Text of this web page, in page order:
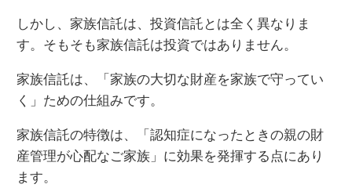
しかし、家族信託は、投資信託とは全く異なりま
す。そもそも家族信託は投資ではありません。
家族信託は、「家族の大切な財産を家族で守ってい
く」ための仕組みです。
家族信託の特徴は、「認知症になったときの親の財
産管理が心配なご家族」に効果を発揮する点にあり
ます。